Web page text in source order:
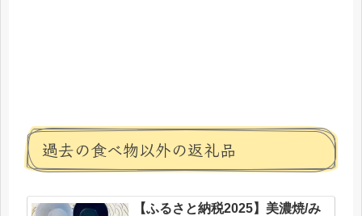
過去の食べ物以外の返礼品
【ふるさと納税2025】美濃焼/み